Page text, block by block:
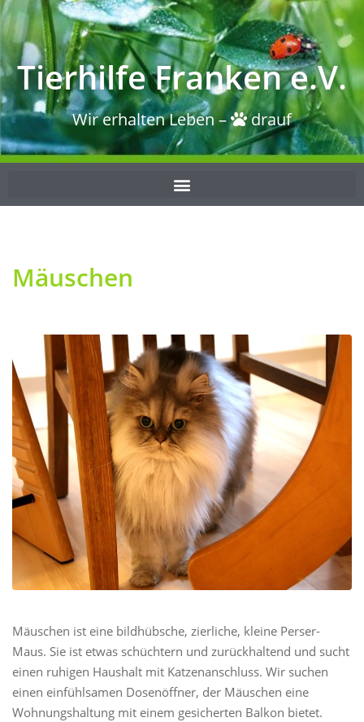
Tierhilfe Franken e.V.
Wir erhalten Leben – drauf
Mäuschen
Mäuschen ist eine bildhübsche, zierliche, kleine Perser-
Maus. Sie ist etwas schüchtern und zurückhaltend und sucht
einen ruhigen Haushalt mit Katzenanschluss. Wir suchen
einen einfühlsamen Dosenöffner, der Mäuschen eine
Wohnungshaltung mit einem gesicherten Balkon bietet.